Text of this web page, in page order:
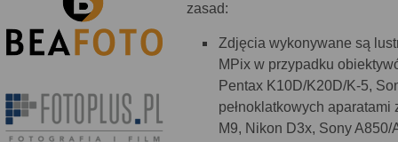
zasad:
Zdjęcia wykonywane są
MPix w przypadku
Pentax K10D/K20D/K-5,
pełnoklatkowych
M9, Nikon D3x, Sony